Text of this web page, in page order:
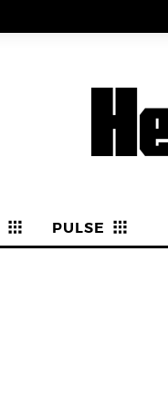
PULSE